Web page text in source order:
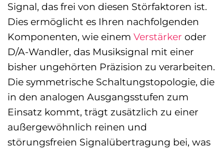
Signal, das frei von diesen Störfaktoren ist.
Dies ermöglicht es Ihren nachfolgenden
Komponenten, wie einem Verstärker oder
D/A-Wandler, das Musiksignal mit einer
bisher ungehörten Präzision zu verarbeiten.
Die symmetrische Schaltungstopologie, die
in den analogen Ausgangsstufen zum
Einsatz kommt, trägt zusätzlich zu einer
außergewöhnlich reinen und
störungsfreien Signalübertragung bei, was